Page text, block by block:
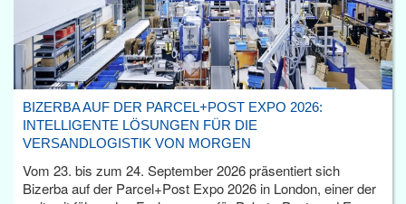
BIZERBA AUF DER PARCEL+POST EXPO 2026:
INTELLIGENTE LÖSUNGEN FÜR DIE
VERSANDLOGISTIK VON MORGEN
Vom 23. bis zum 24. September 2026 präsentiert sich
Bizerba auf der Parcel+Post Expo 2026 in London, einer der